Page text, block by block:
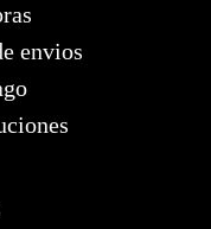
envios